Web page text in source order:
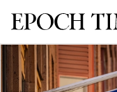
Svenska Epoch